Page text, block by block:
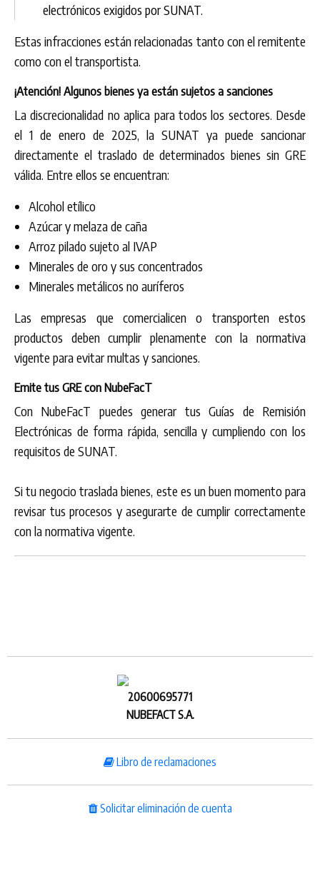
electrónicos exigidos por SUNAT.
Estas infracciones están relacionadas tanto con el remitente
como con el transportista.
¡Atención! Algunos bienes ya están sujetos a sanciones
La discrecionalidad no aplica para todos los sectores. Desde
el 1 de enero de 2025, la SUNAT ya puede sancionar
directamente el traslado de determinados bienes sin GRE
válida. Entre ellos se encuentran:
Alcohol etílico
Azúcar y melaza de caña
Arroz pilado sujeto al IVAP
Minerales de oro y sus concentrados
Minerales metálicos no auríferos
Las empresas que comercialicen o transporten estos
productos deben cumplir plenamente con la normativa
vigente para evitar multas y sanciones.
Emite tus GRE con NubeFacT
Con NubeFacT puedes generar tus Guías de Remisión
Electrónicas de forma rápida, sencilla y cumpliendo con los
requisitos de SUNAT.
Si tu negocio traslada bienes, este es un buen momento para
revisar tus procesos y asegurarte de cumplir correctamente
con la normativa vigente.
20600695771
NUBEFACT S.A.
Libro de reclamaciones
Solicitar eliminación de cuenta